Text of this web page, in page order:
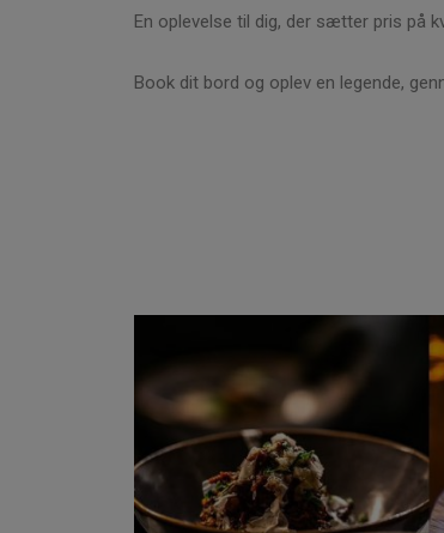
En oplevelse til dig, der sætter pris på
Book dit bord og oplev en legende,